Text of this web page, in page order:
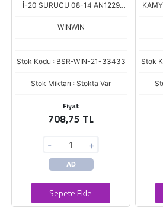
İ-20 SURUCU 08-14 AN1229
WINWIN
Stok Kodu : BSR-WIN-21-33433
Stok Miktarı : Stokta Var
Fiyat
708,75 TL
- +
AD
Sepete Ekle
Stok